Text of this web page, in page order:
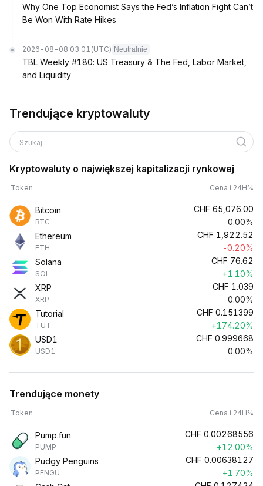
Why One Top Economist Says the Fed’s Inflation Fight Can’t
Be Won With Rate Hikes
2026-08-08 03:01 (UTC) Neutralnie
TBL Weekly #180: US Treasury & The Fed, Labor Market,
and Liquidity
Trendujące kryptowaluty
Szukaj
Kryptowaluty o największej kapitalizacji rynkowej
Token Cena i 24H%
Bitcoin
BTC
CHF 65,076.00
0.00%
Ethereum
ETH
CHF 1,922.52
-0.20%
Solana
SOL
CHF 76.62
+1.10%
XRP
XRP
CHF 1.039
0.00%
Tutorial
TUT
CHF 0.151399
+174.20%
USD1
USD1
CHF 0.999668
0.00%
Trendujące monety
Token Cena i 24H%
Pump.fun
PUMP
CHF 0.00268556
+12.00%
Pudgy Penguins
PENGU
CHF 0.00638127
+1.70%